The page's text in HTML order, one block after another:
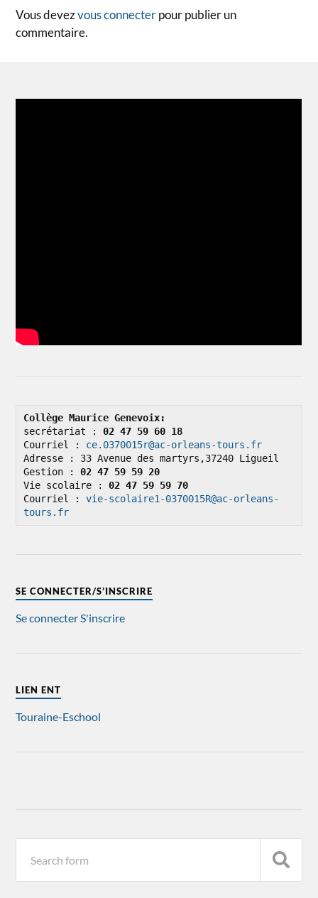
Vous devezvous connecterpour publier un
commentaire.
Collège Maurice Genevoix:
secrétariat : 02 47 59 60 18
Courriel : ce.0370015r@ac-orleans-tours.fr
Adresse : 33 Avenue des martyrs,37240 Ligueil
Gestion : 02 47 59 59 20
Vie scolaire : 02 47 59 59 70
Courriel : vie-scolaire1-0370015R@ac-orleans-
tours.fr
SE CONNECTER/S’INSCRIRE
Se connecterS'inscrire
LIEN ENT
Touraine-Eschool